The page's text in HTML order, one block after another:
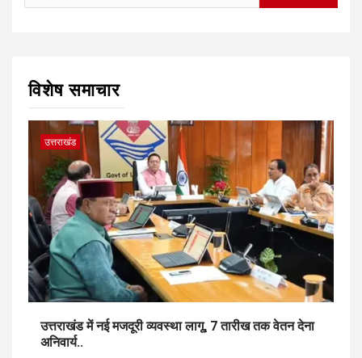
for:
विशेष समाचार
उत्तराखंड
उत्तराखंड में नई मजदूरी व्यवस्था लागू, 7 तारीख तक वेतन देना
अनिवार्य..